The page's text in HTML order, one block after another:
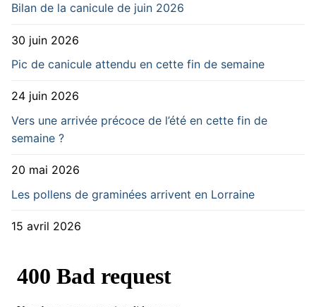
Bilan de la canicule de juin 2026
30 juin 2026
Pic de canicule attendu en cette fin de semaine
24 juin 2026
Vers une arrivée précoce de l’été en cette fin de
semaine ?
20 mai 2026
Les pollens de graminées arrivent en Lorraine
15 avril 2026